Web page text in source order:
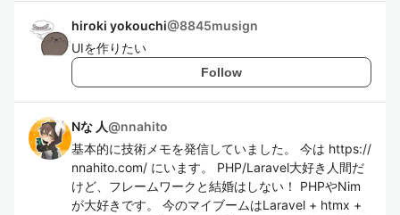
hiroki yokouchi@8845musign
UIを作りたい
Follow
Nな 人@nnahito
基本的に技術メモを発信していました。 今は https://
nnahito.com/ にいます。 PHP/Laravel大好き人間だ
けど、フレームワークと結婚はしない！ PHPやNim
が大好きです。 今のマイブームはLaravel + htmx +